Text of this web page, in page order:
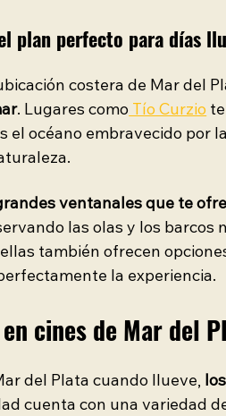
plan perfecto para días
costera de Mar del
. Lugares como Tío Curzio
océano embravecido por
ventanales que te
las olas y los
también ofrecen
la experiencia.
cines de Mar del
del Plata cuando llueve,
cuenta con una variedad